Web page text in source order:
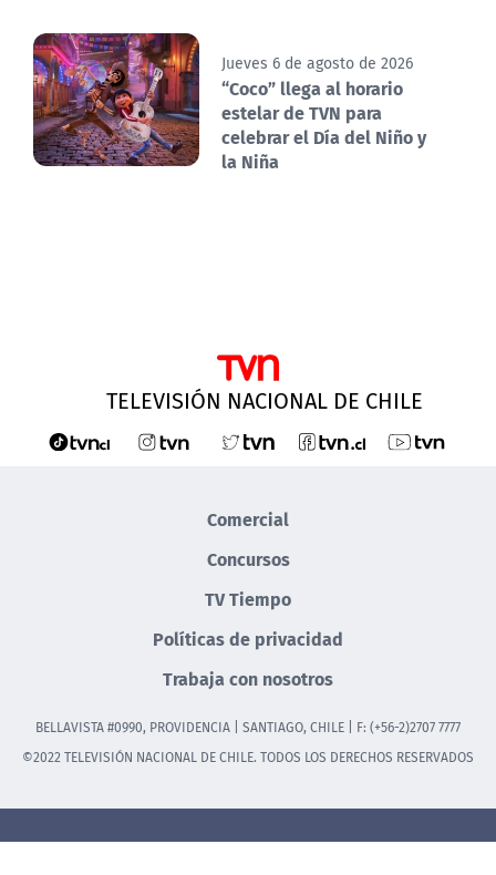
Jueves 6 de agosto de 2026
“Coco” llega al horario
estelar de TVN para
celebrar el Día del Niño y
la Niña
TELEVISIÓN NACIONAL DE CHILE
Comercial
Concursos
TV Tiempo
Políticas de privacidad
Trabaja con nosotros
BELLAVISTA #0990, PROVIDENCIA | SANTIAGO, CHILE | F: (+56-2)2707 7777
©2022 TELEVISIÓN NACIONAL DE CHILE. TODOS LOS DERECHOS RESERVADOS